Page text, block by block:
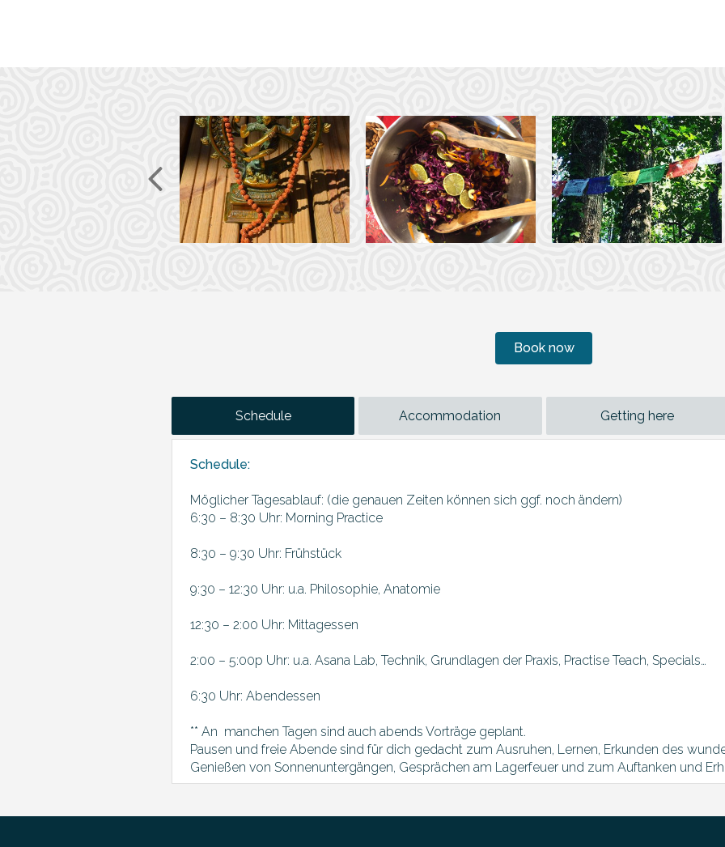
Book now
Schedule Accommodation Getting here
Schedule:
Möglicher Tagesablauf: (die genauen Zeiten können sich ggf. noch ändern)
6:30 – 8:30 Uhr: Morning Practice
8:30 – 9:30 Uhr: Frühstück
9:30 – 12:30 Uhr: u.a. Philosophie, Anatomie
12:30 – 2:00 Uhr: Mittagessen
2:00 – 5:00p Uhr: u.a. Asana Lab, Technik, Grundlagen der Praxis, Practise Teach, Specials…
6:30 Uhr: Abendessen
** An manchen Tagen sind auch abends Vorträge geplant.
Pausen und freie Abende sind für dich gedacht zum Ausruhen, Lernen, Erkunden des
Genießen von Sonnenuntergängen, Gesprächen am Lagerfeuer und zum Auftanken und